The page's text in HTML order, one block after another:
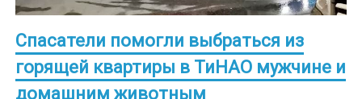
Спасатели помогли выбраться из
горящей квартиры в ТиНАО мужчине и
домашним животным